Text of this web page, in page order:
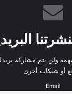
ولن يتم مشاركة
أو شبكات أخرى
Email